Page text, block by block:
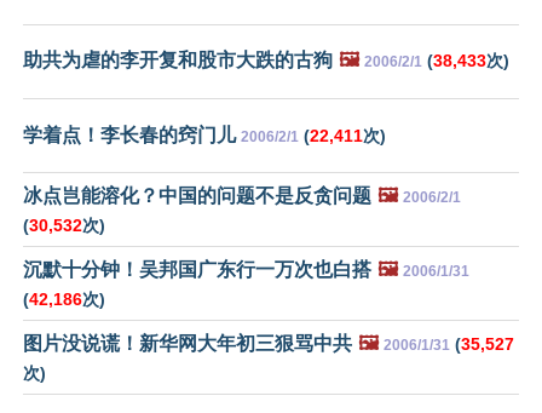
助共为虐的李开复和股市大跌的古狗 🖼️ 2006/2/1 (38,433次)
学着点！李长春的窍门儿 2006/2/1 (22,411次)
冰点岂能溶化？中国的问题不是反贪问题 🖼️ 2006/2/1
(30,532次)
沉默十分钟！吴邦国广东行一万次也白搭 🖼️ 2006/1/31
(42,186次)
图片没说谎！新华网大年初三狠骂中共 🖼️ 2006/1/31 (35,527
次)